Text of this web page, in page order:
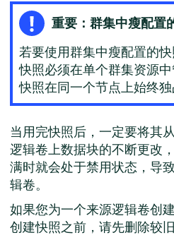
重要：群集中瘦配置
若要使用群集中瘦配置的
快照必须在单个群集资源
快照在同一个节点上始终独
当用完快照后，一定要将其
逻辑卷上数据块的不断更改
满时就会处于禁用状态，导
辑卷。
如果您为一个来源逻辑卷创
创建快照之前，请先删除较旧